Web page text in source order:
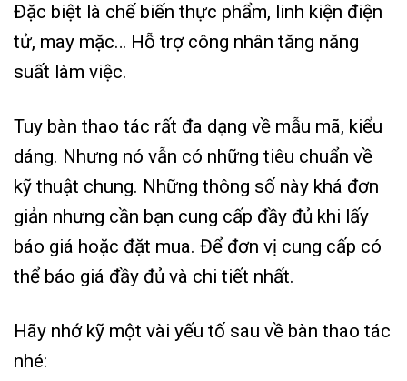
Đặc biệt là chế biến thực phẩm, linh kiện điện
tử, may mặc… Hỗ trợ công nhân tăng năng
suất làm việc.
Tuy bàn thao tác rất đa dạng về mẫu mã, kiểu
dáng. Nhưng nó vẫn có những tiêu chuẩn về
kỹ thuật chung. Những thông số này khá đơn
giản nhưng cần bạn cung cấp đầy đủ khi lấy
báo giá hoặc đặt mua. Để đơn vị cung cấp có
thể báo giá đầy đủ và chi tiết nhất.
Hãy nhớ kỹ một vài yếu tố sau về bàn thao tác
nhé: